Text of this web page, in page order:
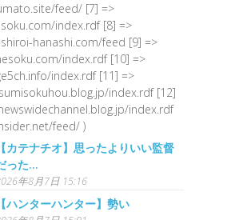
feed/ [7] =>
index.rdf [8] =>
hanashi.com/feed [9] =>
index.rdf [10] =>
index.rdf [11] =>
index.rdf [12]
index.rdf
feed/ )
【カテナチオ】思ったよりいい監督
った…
年8月7日 15:16
【ハンターハンター】勢い